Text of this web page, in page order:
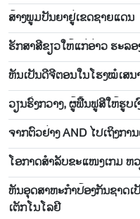
ສ້າງພູມປັນຍາຢູ່ເຂດຊາຍແດນ
ຮັກສາສີຂຽວໃຫ້ແກ່ອ່າວ ຮະລ
ຫັນ​ເປັນ​ດີ​ຈີ​ຕອນ​ໃນ​ໂຮງ​ໝໍ​ເສ​ນ
ວຽນຮົ່ງກວາງ, ຜູ້ຟື້ນຟູສີໃຫ້ຮູບ
ຈາກຕົວຢ່າງ AND ໄປເຖິງກ
ໂອ​ກາດສຳລັບ​ຂະ​ແໜງເກມ ຫ
ຫັນ​ອຸດ​ສາ​ຫະ​ກຳ​ປ້ອງ​ກັນ​ຊາດ​
ເຕັກ​ໂນ​ໂລ​ຢີ